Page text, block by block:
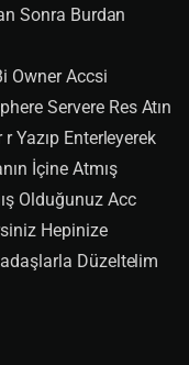
ne kadar st
max item.
otomatik
acik
hayatta olan p
player ne kadar h
Sonra Burdan
Owner Accsi
Servere Res Atın
Yazıp Enterleyerek
İçine Atmış
Olduğunuz Acc
Hepinize
Düzeltelim